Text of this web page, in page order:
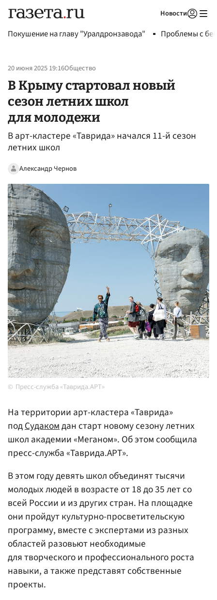
Новости
Покушение на главу "Уралдронзавода" Проблемы с
20 июня 2025 19:16Общество
В Крыму стартовал новый
сезон летних школ
для молодежи
В арт-кластере «Таврида» начался 11-й сезон
летних школ
Александр Чернов
Пресс-служба «Таврида.АРТ»
На территории арт-кластера «Таврида»
подСудакомдан старт новому сезону летних
школ академии «Меганом». Об этом сообщила
пресс-служба «Таврида.АРТ».
В этом году девять школ объединят тысячи
молодых людей в возрасте от 18 до 35 лет cо
всей России и из других стран. На площадке
они пройдут культурно-просветительскую
программу, вместе с экспертами из разных
областей разовьют необходимые
для творческого и профессионального роста
навыки, а также представят собственные
проекты.